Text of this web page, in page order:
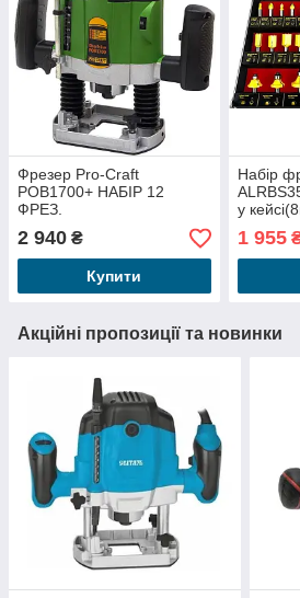
Фрезер Pro-Craft
POB1700+ НАБІР 12
ФРЕЗ.
2 940 ₴
Купити
Набір
у
1 955
Акційні пропозиції та новинки